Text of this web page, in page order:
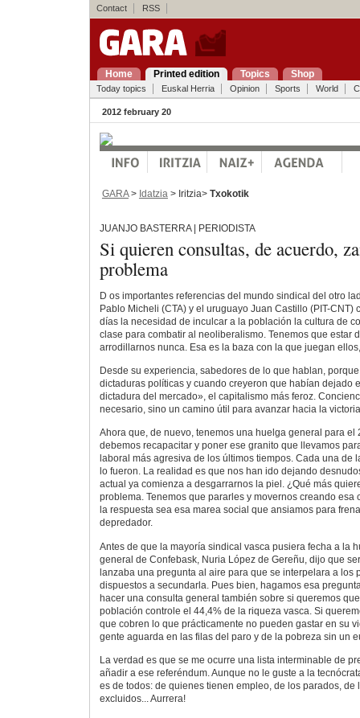
Contact RSS
Home Printed edition Topics Shop
Today topics Euskal Herria Opinion Sports World
2012 february 20
GARA> Idatzia > Iritzia> Txokotik
JUANJO BASTERRA | PERIODISTA
Si quieren consultas, de acuerdo,
problema
D os importantes referencias del mundo sindical del otro
Pablo Micheli (CTA) y el uruguayo Juan Castillo (PIT-CNT)
días la necesidad de inculcar a la población la cultura de
clase para combatir al neoliberalismo. Tenemos que estar
arrodillarnos nunca. Esa es la baza con la que juegan
Desde su experiencia, sabedores de lo que hablan,
dictaduras políticas y cuando creyeron que habían dejado
dictadura del mercado», el capitalismo más feroz.
necesario, sino un camino útil para avanzar hacia la
Ahora que, de nuevo, tenemos una huelga general para el
debemos recapacitar y poner ese granito que llevamos
laboral más agresiva de los últimos tiempos. Cada una de
lo fueron. La realidad es que nos han ido dejando
actual ya comienza a desgarrarnos la piel. ¿Qué más
problema. Tenemos que pararles y movernos creando esa
la respuesta sea esa marea social que ansiamos para
depredador.
Antes de que la mayoría sindical vasca pusiera fecha a la
general de Confebask, Nuria López de Gereñu, dijo que
lanzaba una pregunta al aire para que se interpelara a los
dispuestos a secundarla. Pues bien, hagamos esa
hacer una consulta general también sobre si queremos
población controle el 44,4% de la riqueza vasca. Si
que cobren lo que prácticamente no pueden gastar en su
gente aguarda en las filas del paro y de la pobreza sin un
La verdad es que se me ocurre una lista interminable de
añadir a ese referéndum. Aunque no le guste a la
es de todos: de quienes tienen empleo, de los parados, de
excluidos... Aurrera!